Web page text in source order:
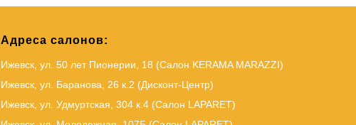
Адреса салонов:
Ижевск, ул. 50 лет Пионерии, 18 (Салон KERAMA MARAZZI)
Ижевск, ул. Баранова, 26 к.2 (Дисконт-Центр)
Ижевск, ул. Удмуртская, 304 к.4 (Салон LAPARET)